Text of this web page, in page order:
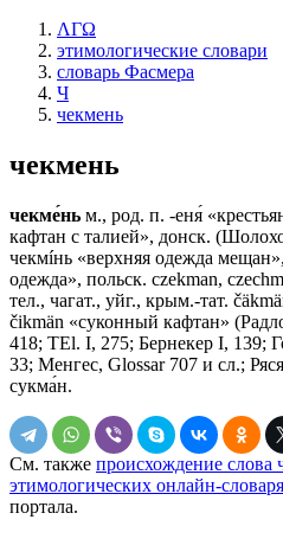
ΛΓΩ
этимологические словари
словарь Фасмера
Ч
чекмень
чекмень
чекме́нь м., род. п. -еня́
кафтан с талией», донск.
чекмíнь «верхняя одежда
одежда», польск. czekman,
тел., чагат., уйг., крым.-тат.
čikmän «суконный кафтан»
418; ТЕl. I, 275; Бернекер I, 139;
33; Менгес, Glossar 707 и сл.;
сукма́н.
См. также происхождение слова
этимологических онлайн-
портала.